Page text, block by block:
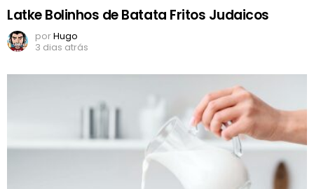
Latke Bolinhos de Batata Fritos Judaicos
porHugo
3 dias atrás